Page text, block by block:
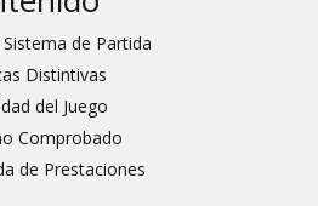
de Partida
Distintivas
del Juego
Comprobado
de Prestaciones